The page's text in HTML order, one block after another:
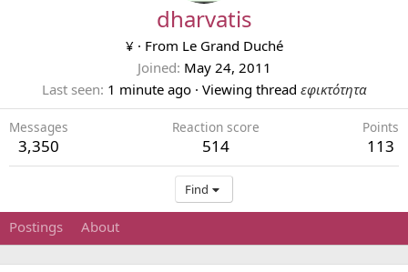
dharvatis
¥ · From Le Grand Duché
Joined May 24, 2011
Last seen 1 minute ago · Viewing thread εφικτότητα
Messages
3,350
Reaction score
514
Points
113
Find
Postings About